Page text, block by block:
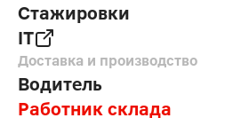
Стажировки
IT
Доставка и производство
Водитель
Работник склада